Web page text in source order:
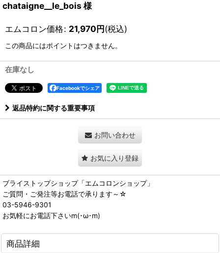
chataigne__le_bois 様
エムコロン価格: 21,970円(税込)
この商品にはポイントはつきません。
在庫なし
Facebookでシェア
返品特約に関する重要事項
お問い合わせ
お気に入り登録
ブライストップショップ「エムコロンショップ」
ご質問・ご発注等お電話で承ります～☆
03-5946-9301
お気軽にお電話下さいm(･ω･m)
商品詳細